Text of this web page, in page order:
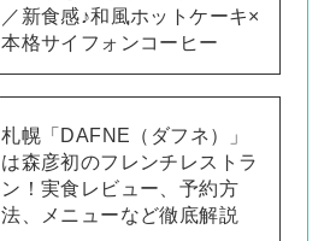
／新食感♪和風ホットケーキ×
本格サイフォンコーヒー
札幌「DAFNE（ダフネ）」
は森彦初のフレンチレストラ
ン！実食レビュー、予約方
法、メニューなど徹底解説